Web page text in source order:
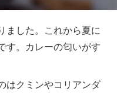
ました。これから夏に
す。カレーの匂いがす
はクミンやコリアンダ